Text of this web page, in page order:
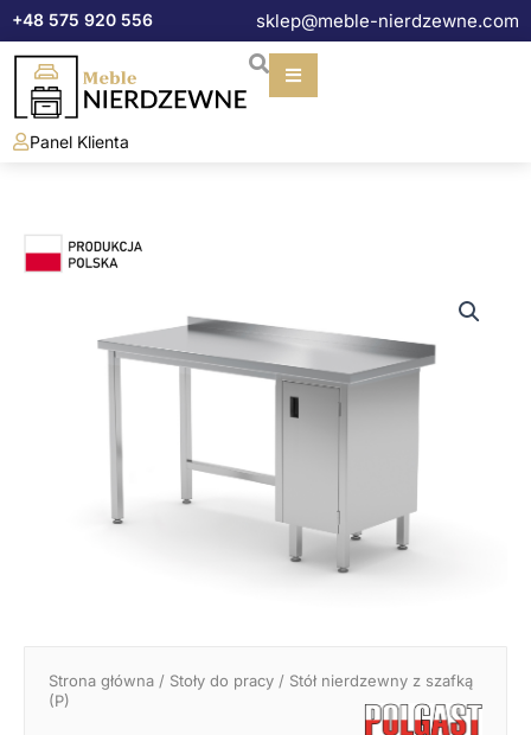
do+48 575 920 556 sklep@meble-nierdzewne.com
Panel Klienta
Strona główna / Stoły do pracy / Stół nierdzewny z szafką
(P)